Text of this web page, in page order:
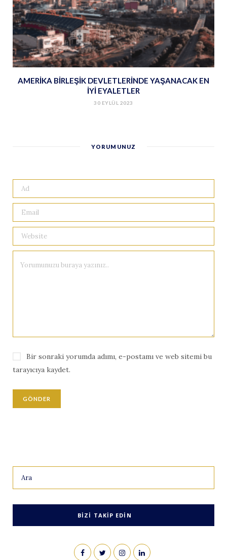
AMERİKA BİRLEŞİK DEVLETLERİNDE YAŞANACAK EN
İYİ EYALETLER
30 EYLÜL 2023
YORUMUNUZ
Bir sonraki yorumda adımı, e-postamı ve web sitemi bu
tarayıcıya kaydet.
BIZI TAKIP EDIN
F T I L